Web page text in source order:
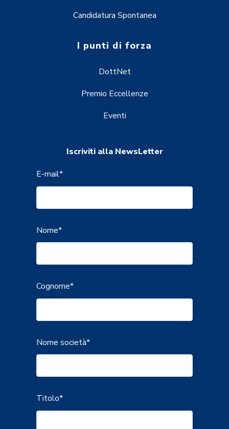
Candidatura Spontanea
I punti di forza
DottNet
Premio Eccellenze
Eventi
Iscriviti alla NewsLetter
E-mail*
Nome*
Cognome*
Nome società*
Titolo*